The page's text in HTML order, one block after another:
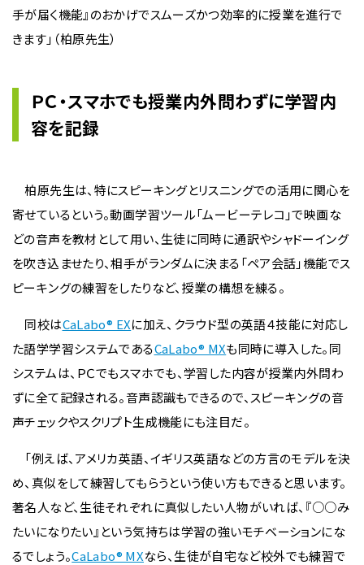
手が届く機能』のおかげでスムーズかつ効率的に授業を進行で
きます」（柏原先生）
ＰＣ・スマホでも授業内外問わずに学習内
容を記録
柏原先生は、特にスピーキングとリスニングでの活用に関心を
寄せているという。動画学習ツール「ムービーテレコ」で映画な
どの音声を教材として用い、生徒に同時に通訳やシャドーイング
を吹き込ませたり、相手がランダムに決まる「ペア会話」機能でス
ピーキングの練習をしたりなど、授業の構想を練る。
同校はCaLabo® EXに加え、クラウド型の英語４技能に対応し
た語学学習システムであるCaLabo® MXも同時に導入した。同
システムは、ＰＣでもスマホでも、学習した内容が授業内外問わ
ずに全て記録される。音声認識もできるので、スピーキングの音
声チェックやスクリプト生成機能にも注目だ。
「例えば、アメリカ英語、イギリス英語などの方言のモデルを決
め、真似をして練習してもらうという使い方もできると思います。
著名人など、生徒それぞれに真似したい人物がいれば、『○○み
たいになりたい』という気持ちは学習の強いモチベーションにな
るでしょう。CaLabo® MXなら、生徒が自宅など校外でも練習で